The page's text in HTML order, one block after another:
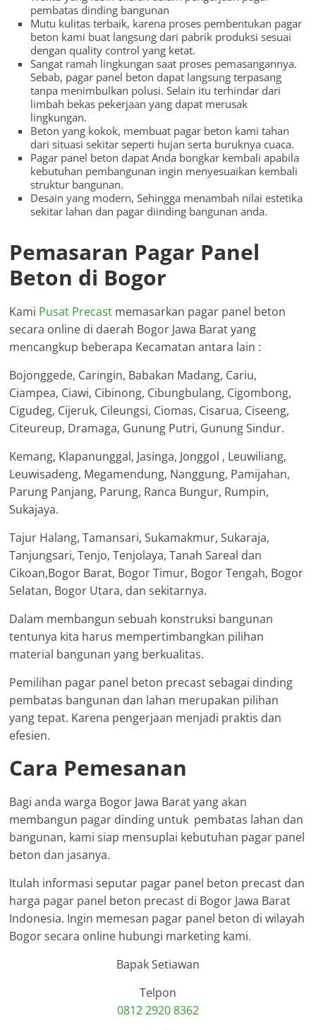
pembatas dinding bangunan
Mutu kulitas terbaik, karena proses pembentukan pagar
beton kami buat langsung dari pabrik produksi sesuai
dengan quality control yang ketat.
Sangat ramah lingkungan saat proses pemasangannya.
Sebab, pagar panel beton dapat langsung terpasang
tanpa menimbulkan polusi. Selain itu terhindar dari
limbah bekas pekerjaan yang dapat merusak
lingkungan.
Beton yang kokok, membuat pagar beton kami tahan
dari situasi sekitar seperti hujan serta buruknya cuaca.
Pagar panel beton dapat Anda bongkar kembali apabila
kebutuhan pembangunan ingin menyesuaikan kembali
struktur bangunan.
Desain yang modern, Sehingga menambah nilai estetika
sekitar lahan dan pagar diinding bangunan anda.
Pemasaran Pagar Panel
Beton di Bogor
Kami Pusat Precast memasarkan pagar panel beton
secara online di daerah Bogor Jawa Barat yang
mencangkup beberapa Kecamatan antara lain :
Bojonggede, Caringin, Babakan Madang, Cariu,
Ciampea, Ciawi, Cibinong, Cibungbulang, Cigombong,
Cigudeg, Cijeruk, Cileungsi, Ciomas, Cisarua, Ciseeng,
Citeureup, Dramaga, Gunung Putri, Gunung Sindur.
Kemang, Klapanunggal, Jasinga, Jonggol , Leuwiliang,
Leuwisadeng, Megamendung, Nanggung, Pamijahan,
Parung Panjang, Parung, Ranca Bungur, Rumpin,
Sukajaya.
Tajur Halang, Tamansari, Sukamakmur, Sukaraja,
Tanjungsari, Tenjo, Tenjolaya, Tanah Sareal dan
Cikoan,Bogor Barat, Bogor Timur, Bogor Tengah, Bogor
Selatan, Bogor Utara, dan sekitarnya.
Dalam membangun sebuah konstruksi bangunan
tentunya kita harus mempertimbangkan pilihan
material bangunan yang berkualitas.
Pemilihan pagar panel beton precast sebagai dinding
pembatas bangunan dan lahan merupakan pilihan
yang tepat. Karena pengerjaan menjadi praktis dan
efesien.
Cara Pemesanan
Bagi anda warga Bogor Jawa Barat yang akan
membangun pagar dinding untuk pembatas lahan dan
bangunan, kami siap mensuplai kebutuhan pagar panel
beton dan jasanya.
Itulah informasi seputar pagar panel beton precast dan
harga pagar panel beton precast di Bogor Jawa Barat
Indonesia. Ingin memesan pagar panel beton di wilayah
Bogor secara online hubungi marketing kami.
Bapak Setiawan
Telpon
0812 2920 8362